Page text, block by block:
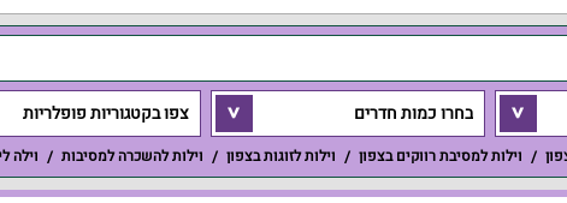
בחרו כמות חדרים צפו בקטגוריות פופלריות
וילות למסיבת רווקים בצפון וילות לזוגות בצפון וילות להשכרה למסיבות וילה